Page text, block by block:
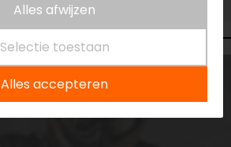
Alles afwijzen
Selectie toestaan
Alles accepteren